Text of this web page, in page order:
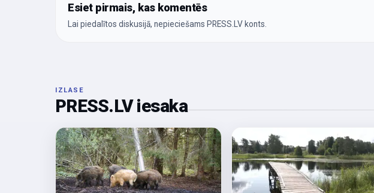
Esiet pirmais, kas komentēs
Lai piedalītos diskusijā, nepieciešams PRESS.LV konts.
IZLASE
PRESS.LV iesaka